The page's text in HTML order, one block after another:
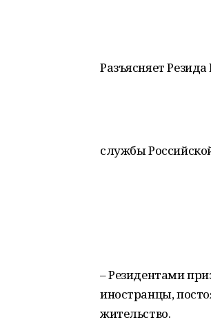
Разъясняет
службы
– Резидентами
иностранцы,
жительство.